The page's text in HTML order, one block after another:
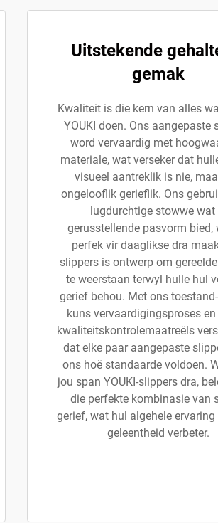
Uitstekende
gemak
Kwaliteit is die kern van alles
YOUKI doen. Ons aangepaste
word vervaardig met
materiale, wat verseker dat
visueel aantreklik is nie,
ongelooflik gerieflik. Ons
lugdurchtige stowwe wat
gerusstellende pasvorm bied,
perfek vir daaglikse dra
slippers is ontwerp om
te weerstaan terwyl hulle hul
gerief behou. Met ons
kuns vervaardigingsproses
kwaliteitskontrolemaatreëls
dat elke paar aangepaste
ons hoë standaarde voldoen.
jou span YOUKI-slippers dra,
die perfekte kombinasie van
gerief, wat hul algehele ervaring
geleentheid verbeter.